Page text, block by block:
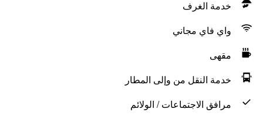
خدمة الغرف
واي فاي مجاني
مقهى
خدمة النقل من وإلى المطار
مرافق الاجتماعات / الولائم